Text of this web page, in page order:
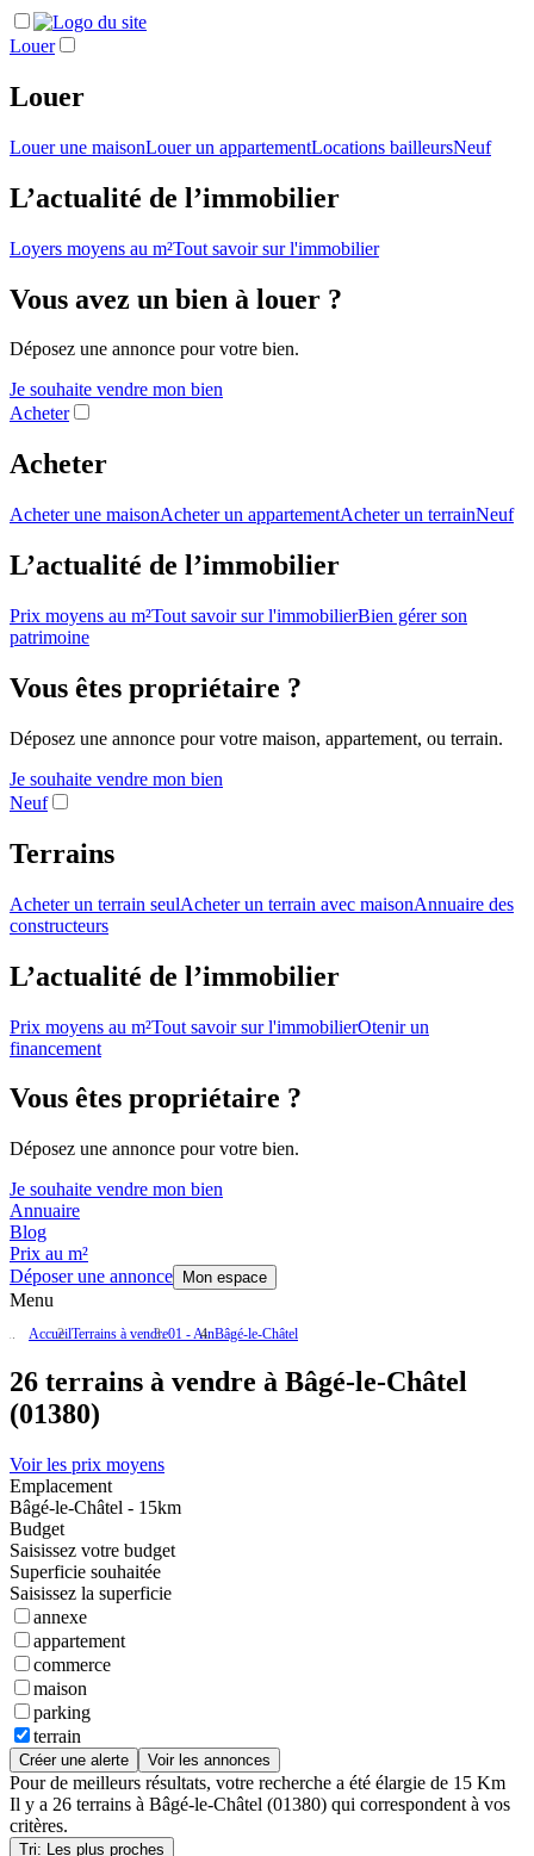
Louer
Louer
Louer une maisonLouer un appartementLocations bailleursNeuf
L’actualité de l’immobilier
Loyers moyens au m²Tout savoir sur l'immobilier
Vous avez un bien à louer ?
Déposez une annonce pour votre bien.
Je souhaite vendre mon bien
Acheter
Acheter
Acheter une maisonAcheter un appartementAcheter un terrainNeuf
L’actualité de l’immobilier
Prix moyens au m²Tout savoir sur l'immobilierBien gérer son
patrimoine
Vous êtes propriétaire ?
Déposez une annonce pour votre maison, appartement, ou terrain.
Je souhaite vendre mon bien
Neuf
Terrains
Acheter un terrain seulAcheter un terrain avec maisonAnnuaire des
constructeurs
L’actualité de l’immobilier
Prix moyens au m²Tout savoir sur l'immobilierOtenir un
financement
Vous êtes propriétaire ?
Déposez une annonce pour votre bien.
Je souhaite vendre mon bien
Annuaire
Blog
Prix au m²
Déposer une annonce
Mon espace
Menu
AccueilTerrains à vendre01 - AinBâgé-le-Châtel
26 terrains à vendre à Bâgé-le-Châtel
(01380)
Voir les prix moyens
Emplacement
Bâgé-le-Châtel - 15km
Budget
Saisissez votre budget
Superficie souhaitée
Saisissez la superficie
annexe
appartement
commerce
maison
parking
terrain
Créer une alerte Voir les annonces
Pour de meilleurs résultats, votre recherche a été élargie de 15 Km
Il y a 26 terrains à Bâgé-le-Châtel (01380) qui correspondent à vos
critères.
Tri: Les plus proches